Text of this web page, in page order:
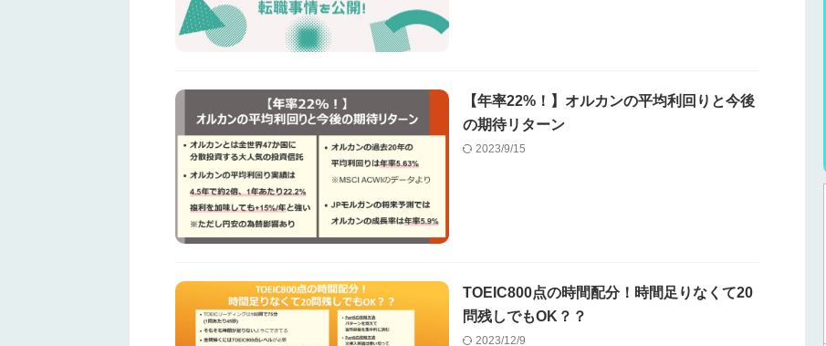
【年率22%！】オルカンの平均利回りと今後
の期待リターン
2023/9/15
TOEIC800点の時間配分！時間足りなくて20
問残しでもOK？？
2023/12/9